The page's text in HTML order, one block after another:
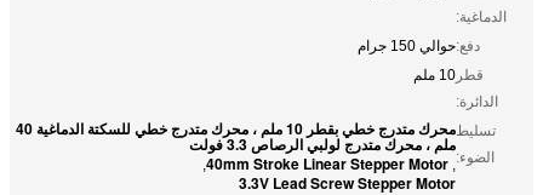
الدماغية:
دفع:حوالي 150 جرام
قطر
الدائرة:
10 ملم
تسليط
الضوء:
محرك متدرج خطي بقطر 10 ملم ، محرك متدرج خطي للسكتة الدماغية 40
ملم ، محرك متدرج لولبي الرصاص 3.3 فولت
,
40mm Stroke Linear Stepper Motor
,
3.3V Lead Screw Stepper Motor